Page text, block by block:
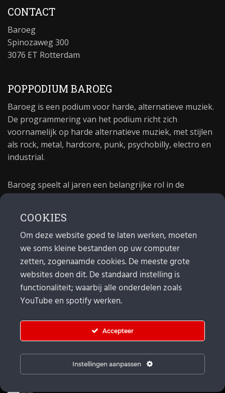
CONTACT
Baroeg
Spinozaweg 300
3076 ET Rotterdam
POPPODIUM BAROEG
Baroeg is een podium voor harde, alternatieve muziek.
De programmering van het podium richt zich
voornamelijk op harde alternatieve muziek, met stijlen
als rock, metal, hardcore, punk, psychobilly, electro en
industrial.
Baroeg speelt al jaren een belangrijke rol in de
culturele sector van Rotterdam. In 1981 begon Baroeg
poppodium 40 jaar.
MAIL
Algemeen: info@baroeg.nl
Bands & boeking: leon@baroeg.nl
Promotie & publiciteit: francis@baroeg.nl
COOKIES
Om deze website goed te laten werken, moeten
we soms kleine bestanden op uw computer
zetten, zogenaamde cookies. De meeste grote
websites doen dit. De standaard instelling is
functionaliteit; waarbij alle onderdelen zoals
YouTube en spotify werken.
Accepteer
Instellingen aanpassen